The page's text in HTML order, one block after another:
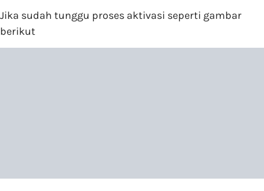
Jika sudah tunggu proses aktivasi seperti gambar
berikut